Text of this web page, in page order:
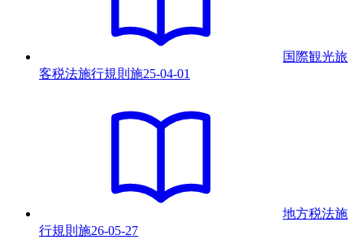
国際観光旅
客税法施行規則 施25-04-01
地方税法施
行規則 施26-05-27